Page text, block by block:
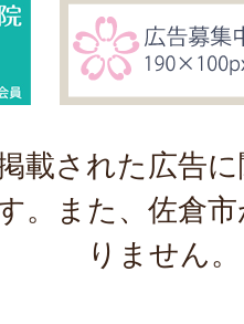
載された広告
。また、佐倉
りません。